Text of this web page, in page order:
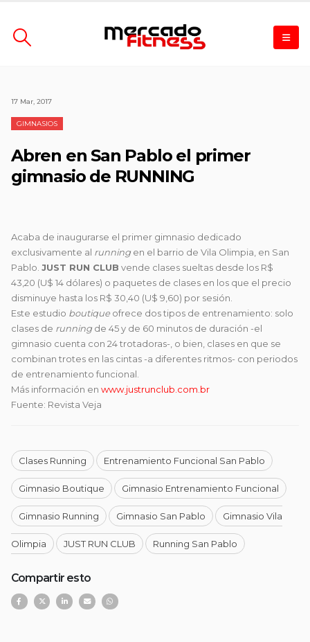
17 Mar, 2017
GIMNASIOS
Abren en San Pablo el primer
gimnasio de RUNNING
Acaba de inaugurarse el primer gimnasio dedicado
exclusivamente al runningen el barrio de Vila Olimpia, en San
Pablo. JUST RUN CLUB vende clases sueltas desde los R$
43,20 (U$ 14 dólares) o paquetes de clases en los que el precio
disminuye hasta los R$ 30,40 (U$ 9,60) por sesión.
Este estudio boutiqueofrece dos tipos de entrenamiento: solo
clases de runningde 45 y de 60 minutos de duración -el
gimnasio cuenta con 24 trotadoras-, o bien, clases en que se
combinan trotes en las cintas -a diferentes ritmos- con periodos
de entrenamiento funcional.
Más información en www.justrunclub.com.br
Fuente: Revista Veja
Clases Running Entrenamiento Funcional San Pablo
Gimnasio Boutique Gimnasio Entrenamiento Funcional
Gimnasio Running Gimnasio San Pablo Gimnasio Vila
Olimpia JUST RUN CLUB Running San Pablo
Compartir esto